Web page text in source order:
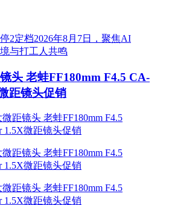
头 老蛙FF180mm F4.5 CA-
距镜头促销